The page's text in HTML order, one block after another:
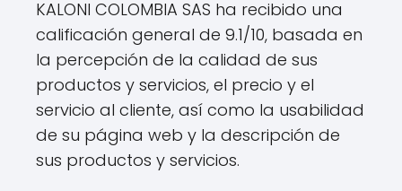
KALONI COLOMBIA SAS ha recibido una
calificación general de 9.1/10, basada en
la percepción de la calidad de sus
productos y servicios, el precio y el
servicio al cliente, así como la usabilidad
de su página web y la descripción de
sus productos y servicios.